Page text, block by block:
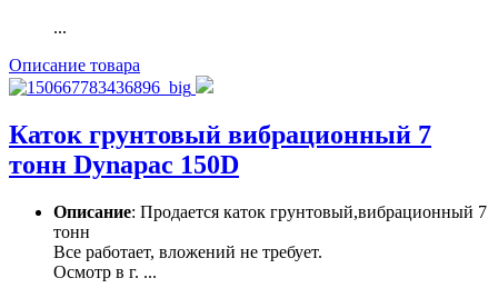
...
Описание товара
Каток грунтовый вибрационный 7
тонн Dynapac 150D
Описание: Продается каток грунтовый,вибрационный 7
тонн
Все работает, вложений не требует.
Осмотр в г. ...